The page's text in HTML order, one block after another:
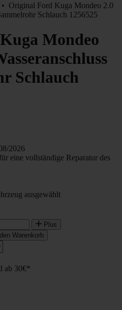
• Original Ford Kuga Mondeo 2.0
Schlauch 1256525
Mondeo
Schlauch
2026
eine vollständige Reparatur des
ausgewählt
Plus
den Warenkorb
ab 30€*